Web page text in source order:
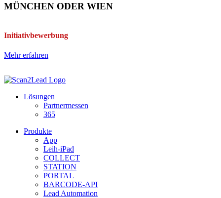
MÜNCHEN ODER WIEN
Initiativbewerbung
Mehr erfahren
Lösungen
Partnermessen
365
Produkte
App
Leih-iPad
COLLECT
STATION
PORTAL
BARCODE-API
Lead Automation